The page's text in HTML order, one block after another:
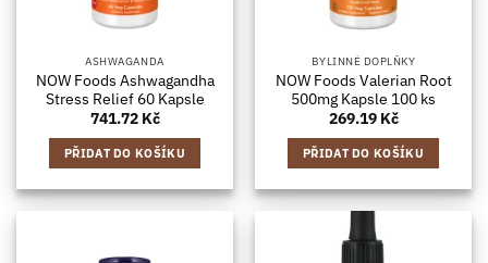
ASHWAGANDA
NOW Foods Ashwagandha
Stress Relief 60 Kapsle
741.72 Kč
PŘIDAT DO KOŠÍKU
BYLINNÉ DOPLŇKY
NOW Foods Valerian Root
500mg Kapsle 100 ks
269.19 Kč
PŘIDAT DO KOŠÍKU